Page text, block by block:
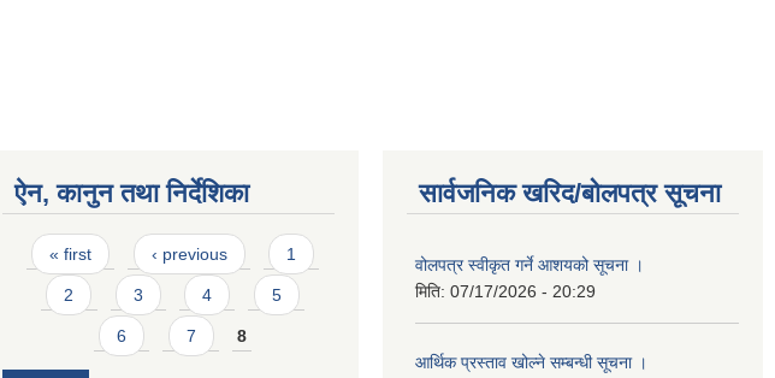
ऐन, कानुन तथा निर्देशिका
Pages
« first ‹ previous 1
2 3 4 5
6 7 8
सार्वजनिक खरिद/बोलपत्र सूचना
वोलपत्र स्वीकृत गर्ने आशयको सूचना ।
मिति: 07/17/2026 - 20:29
आर्थिक प्रस्ताव खोल्ने सम्बन्धी सूचना ।